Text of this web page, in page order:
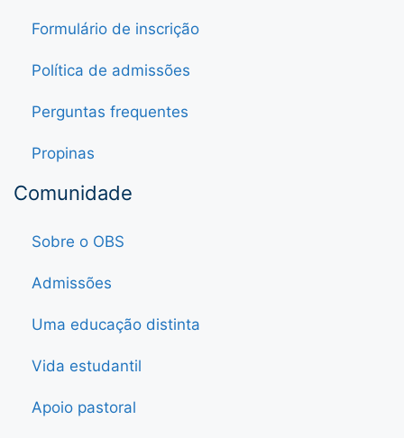
Formulário de inscrição
Política de admissões
Perguntas frequentes
Propinas
Comunidade
Sobre o OBS
Admissões
Uma educação distinta
Vida estudantil
Apoio pastoral